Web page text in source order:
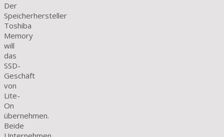
Der
Speicherhersteller
Toshiba
Memory
will
das
SSD-
Geschäft
von
Lite-
On
übernehmen.
Beide